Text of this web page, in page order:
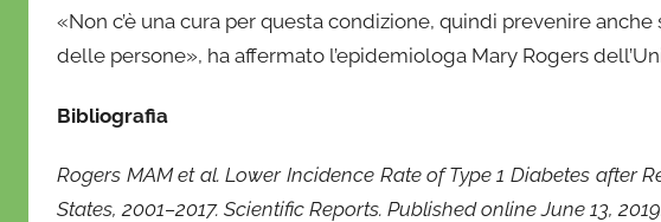
«Non c’è una cura per questa condizione, quindi prevenire
delle persone», ha affermato l’epidemiologa Mary Rogers
Bibliografia
Rogers MAM et al. Lower Incidence Rate of Type 1 Diabetes after
States, 2001–2017. Scientific Reports. Published online June 13,